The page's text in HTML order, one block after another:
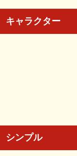
キャラクター
シンプル